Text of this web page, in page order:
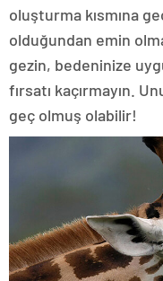
oluşturma kısmına
olduğundan emin
gezin, bedeninize
fırsatı kaçırmayın.
geç olmuş olabilir!